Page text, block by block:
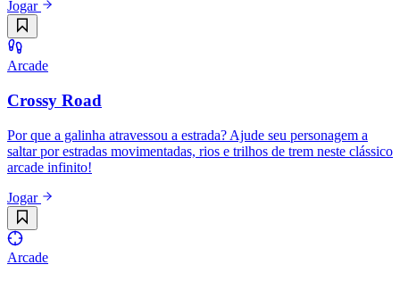
Jogar
Arcade
Crossy Road
Por que a galinha atravessou a estrada? Ajude seu personagem a
saltar por estradas movimentadas, rios e trilhos de trem neste clássico
arcade infinito!
Jogar
Arcade